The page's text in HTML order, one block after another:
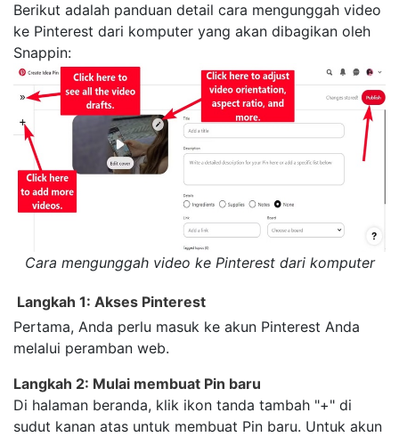
Berikut adalah panduan detail cara mengunggah video
ke Pinterest dari komputer yang akan dibagikan oleh
Snappin:
Cara mengunggah video ke Pinterest dari komputer
Langkah 1: Akses Pinterest
Pertama, Anda perlu masuk ke akun Pinterest Anda
melalui peramban web.
Langkah 2: Mulai membuat Pin baru
Di halaman beranda, klik ikon tanda tambah "+" di
sudut kanan atas untuk membuat Pin baru. Untuk akun